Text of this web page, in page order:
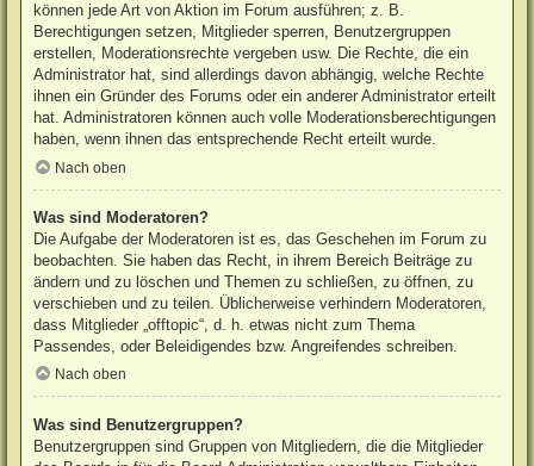
können jede Art von Aktion im Forum ausführen; z. B.
Berechtigungen setzen, Mitglieder sperren, Benutzergruppen
erstellen, Moderationsrechte vergeben usw. Die Rechte, die ein
Administrator hat, sind allerdings davon abhängig, welche Rechte
ihnen ein Gründer des Forums oder ein anderer Administrator erteilt
hat. Administratoren können auch volle Moderationsberechtigungen
haben, wenn ihnen das entsprechende Recht erteilt wurde.
Nach oben
Was sind Moderatoren?
Die Aufgabe der Moderatoren ist es, das Geschehen im Forum zu
beobachten. Sie haben das Recht, in ihrem Bereich Beiträge zu
ändern und zu löschen und Themen zu schließen, zu öffnen, zu
verschieben und zu teilen. Üblicherweise verhindern Moderatoren,
dass Mitglieder „offtopic“, d. h. etwas nicht zum Thema
Passendes, oder Beleidigendes bzw. Angreifendes schreiben.
Nach oben
Was sind Benutzergruppen?
Benutzergruppen sind Gruppen von Mitgliedern, die die Mitglieder